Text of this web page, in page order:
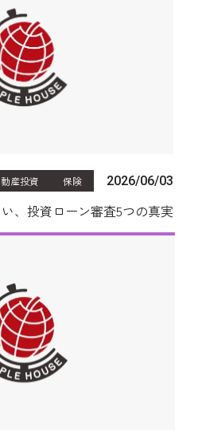
産投資 保険 2026/06/03
、投資ローン審査5つの真実